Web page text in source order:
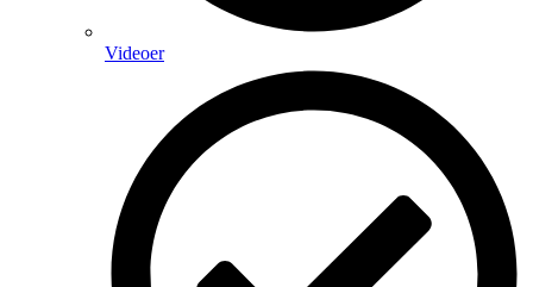
Videoer